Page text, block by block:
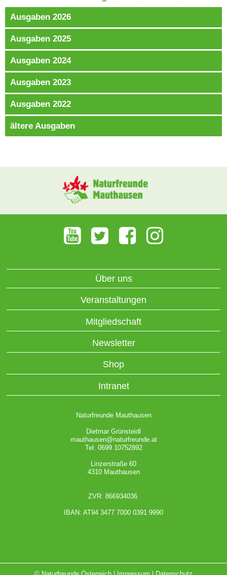
Ausgaben 2026
Ausgaben 2025
Ausgaben 2024
Ausgaben 2023
Ausgaben 2022
ältere Ausgaben
Über uns
Veranstaltungen
Mitgliedschaft
Newsletter
Shop
Intranet
Naturfreunde Mauthausen
Dietmar Grünsteidl
mauthausen@naturfreunde.at
Tel: 0699 10752892
Linzerstraße 60
4310 Mauthausen
ZVR: 866934036
IBAN: AT94 3477 7000 0391 9990